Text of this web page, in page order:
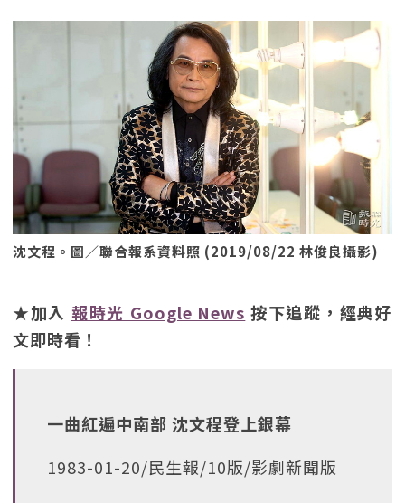
沈文程。圖／聯合報系資料照 (2019/08/22 林俊良攝影)
★加入 報時光 Google News 按下追蹤，經典好
文即時看！
一曲紅遍中南部 沈文程登上銀幕
1983-01-20/民生報/10版/影劇新聞版